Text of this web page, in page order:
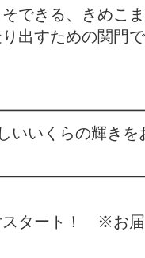
できる、きめこ
出すための関門
いくらの輝きを
ート！ ※お届